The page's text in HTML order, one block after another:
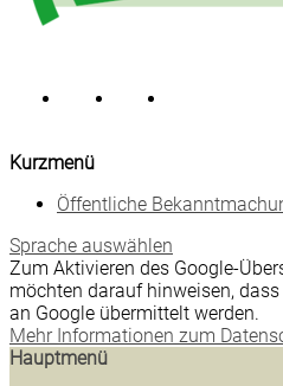
Kurzmenü
Öffentliche
Sprache auswählen
Zum Aktivieren des Google-
möchten darauf hinweisen,
an Google übermittelt werden.
Mehr Informationen zum
Hauptmenü